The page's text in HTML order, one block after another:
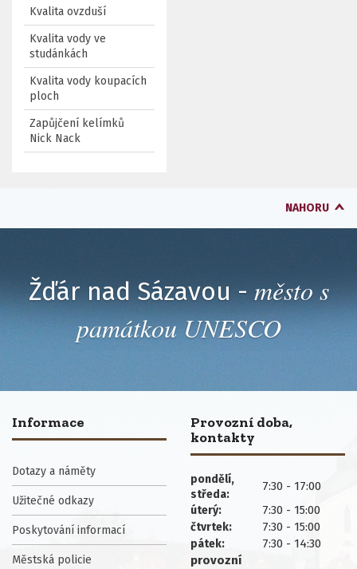
Kvalita ovzduší
Kvalita vody ve
studánkách
Kvalita vody koupacích
ploch
Zapůjčení kelímků
Nick Nack
NAHORU
Žďár nad Sázavou - město s
památkou UNESCO
Informace
Dotazy a náměty
Užitečné odkazy
Poskytování informací
Městská policie
Provozní doba,
kontakty
pondělí,
středa:
7:30 - 17:00
úterý: 7:30 - 15:00
čtvrtek: 7:30 - 15:00
pátek:
7:30 - 14:30
provozní